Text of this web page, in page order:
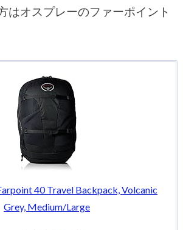
はオスプレーのファーポイント
40 Travel Backpack, Volcanic
Grey, Medium/Large